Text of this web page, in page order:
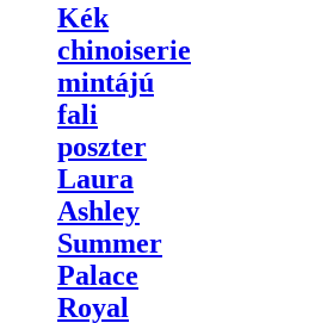
Kék
chinoiserie
mintájú
fali
poszter
Laura
Ashley
Summer
Palace
Royal